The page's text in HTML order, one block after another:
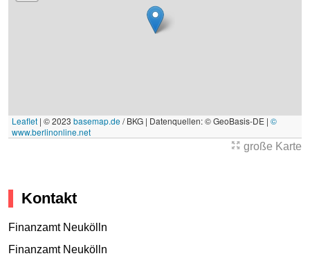
Leaflet | © 2023 basemap.de/ BKG | Datenquellen: © GeoBasis-DE | ©
www.berlinonline.net
große Karte
Kontakt
Finanzamt Neukölln
Finanzamt Neukölln